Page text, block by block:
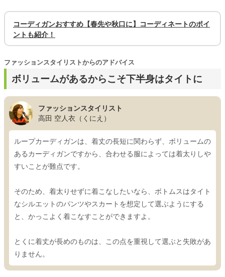
コーディガンおすすめ【春先や秋口に】コーディネートのポイ
ントも紹介！
ボリュームがあるからこそ下半身はタイトに
ファッションスタイリストからのアドバイス
ファッションスタイリスト
高田 空人衣（くにえ）
ループカーディガンは、着丈の長短に関わらず、ボリュームの
あるカーディガンですから、合わせる服によっては着太りしや
すいことが難点です。
そのため、着太りせずに着こなしたいなら、ボトムスはタイト
なシルエットのパンツやスカートを想定して選ぶようにする
と、かっこよく着こなすことができますよ。
とくに着丈が長めのものは、この点を重視して選ぶと失敗があ
りません。